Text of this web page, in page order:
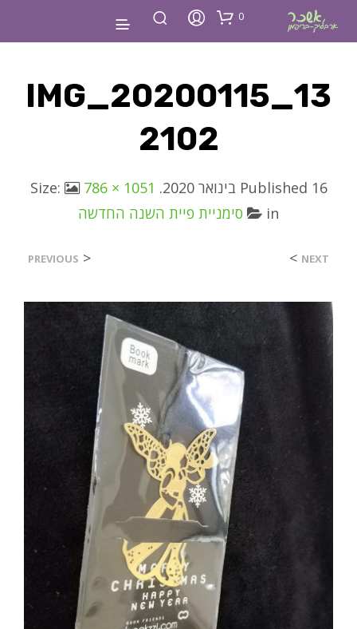
0
IMG_20200115_13
2102
Published 16 בינואר 2020 . Size:
786 × 1051
in
סימניית פיית השנה החדשה
<
PREVIOUS NEXT
>